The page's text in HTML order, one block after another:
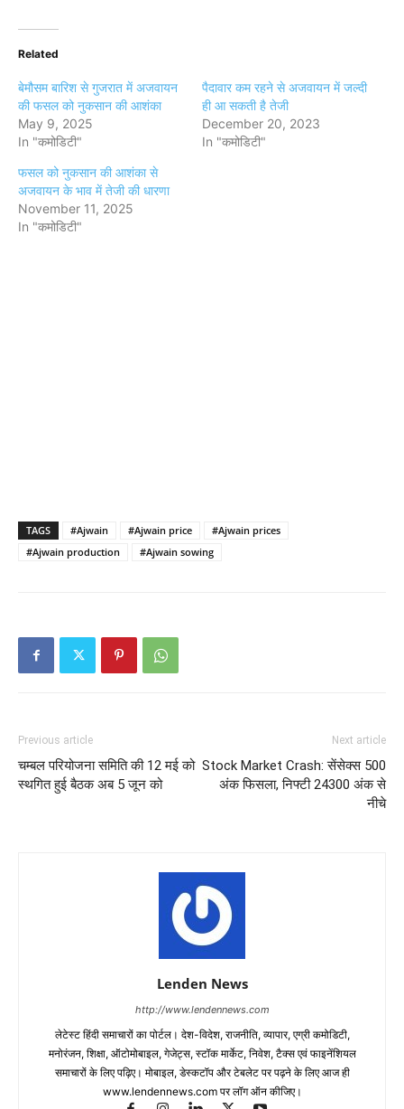
Related
बेमौसम बारिश से गुजरात में अजवायन
की फसल को नुकसान की आशंका
May 9, 2025
In "कमोडिटी"
पैदावार कम रहने से अजवायन में जल्दी
ही आ सकती है तेजी
December 20, 2023
In "कमोडिटी"
फसल को नुकसान की आशंका से
अजवायन के भाव में तेजी की धारणा
November 11, 2025
In "कमोडिटी"
TAGS #Ajwain #Ajwain price
#Ajwain prices
#Ajwain production
#Ajwain sowing
Previous article
चम्बल परियोजना समिति की 12 मई को
स्थगित हुई बैठक अब 5 जून को
Next article
Stock Market Crash: सेंसेक्स 500
अंक फिसला, निफ्टी 24300 अंक से
नीचे
Lenden News
http://www.lendennews.com
लेटेस्ट हिंदी समाचारों का पोर्टल। देश-विदेश, राजनीति, व्यापार, एग्री कमोडिटी,
मनोरंजन, शिक्षा, ऑटोमोबाइल, गेजेट्स, स्टॉक मार्केट, निवेश, टैक्स एवं फाइनेंशियल
समाचारों के लिए पढ़िए। मोबाइल, डेस्कटॉप और टेबलेट पर पढ़ने के लिए आज ही
www.lendennews.com पर लॉग ऑन कीजिए।